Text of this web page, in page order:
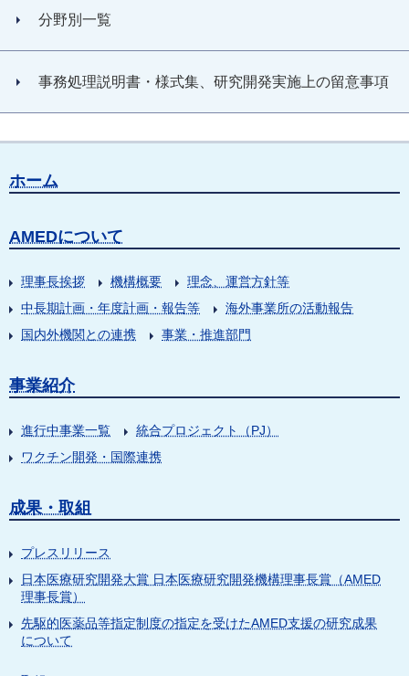
分野別一覧
事務処理説明書・様式集、研究開発実施上の留意事項
ホーム
AMEDについて
理事長挨拶 機構概要
理念、運営方針等
中長期計画・年度計画・報告等
海外事業所の活動報告
国内外機関との連携
事業・推進部門
事業紹介
進行中事業一覧
統合プロジェクト（PJ）
ワクチン開発・国際連携
成果・取組
プレスリリース
日本医療研究開発大賞 日本医療研究開発機構理事長賞（AMED
理事長賞）
先駆的医薬品等指定制度の指定を受けたAMED支援の研究成果
について